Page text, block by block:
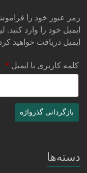
پایش
رمز عبور خود را
ایمیل خود را وارد
ایمیل دریافت خواهید
کلمه کاربری یا ایمیل *
بازگردانی گذرواژه
دسته‌ها